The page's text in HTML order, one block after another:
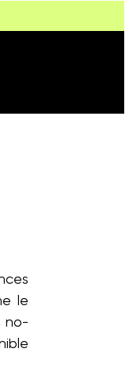
le
no-